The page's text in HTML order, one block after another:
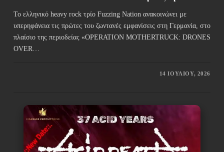
Το ελληνικό heavy rock τρίο Fuzzing Nation ανακοινώνει με
υπερηφάνεια τις πρώτες του ζωντανές εμφανίσεις στη Γερμανία, στο
πλαίσιο της περιοδείας «OPERATION MOTHERTRUCK: DRONES
OVER…
14 ΙΟΥΛΊΟΥ, 2026